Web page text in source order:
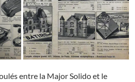
entre la Major Solido et le